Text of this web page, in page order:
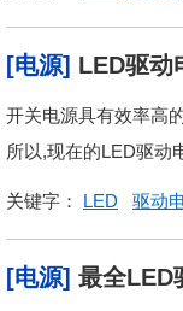
[电源] LED驱动
开关电源具有效率高
所以,现在的LED驱动
关键字： LED 驱动
[电源] 最全LED